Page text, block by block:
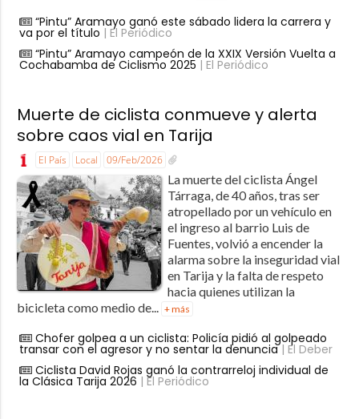
“Pintu” Aramayo ganó este sábado lidera la carrera y
va por el título | El Periódico
“Pintu” Aramayo campeón de la XXIX Versión Vuelta a
Cochabamba de Ciclismo 2025 | El Periódico
Muerte de ciclista conmueve y alerta
sobre caos vial en Tarija
El País Local 09/Feb/2026
La muerte del ciclista Ángel
Tárraga, de 40 años, tras ser
atropellado por un vehículo en
el ingreso al barrio Luis de
Fuentes, volvió a encender la
alarma sobre la inseguridad vial
en Tarija y la falta de respeto
hacia quienes utilizan la
bicicleta como medio de... + más
Chofer golpea a un ciclista: Policía pidió al golpeado
transar con el agresor y no sentar la denuncia| El Deber
Ciclista David Rojas ganó la contrarreloj individual de
la Clásica Tarija 2026 | El Periódico